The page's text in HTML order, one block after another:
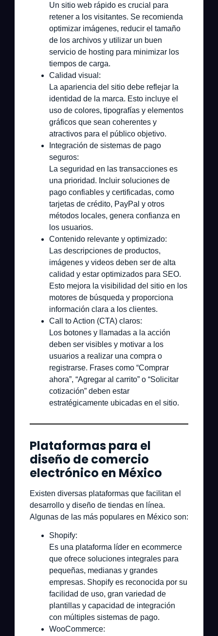
Un sitio web rápido es crucial para
retener a los visitantes. Se recomienda
optimizar imágenes, reducir el tamaño
de los archivos y utilizar un buen
servicio de hosting para minimizar los
tiempos de carga.
Calidad visual:
La apariencia del sitio debe reflejar la
identidad de la marca. Esto incluye el
uso de colores, tipografías y elementos
gráficos que sean coherentes y
atractivos para el público objetivo.
Integración de sistemas de pago
seguros:
La seguridad en las transacciones es
una prioridad. Incluir soluciones de
pago confiables y certificadas, como
tarjetas de crédito, PayPal y otros
métodos locales, genera confianza en
los usuarios.
Contenido relevante y optimizado:
Las descripciones de productos,
imágenes y videos deben ser de alta
calidad y estar optimizados para SEO.
Esto mejora la visibilidad del sitio en los
motores de búsqueda y proporciona
información clara a los clientes.
Call to Action (CTA) claros:
Los botones y llamadas a la acción
deben ser visibles y motivar a los
usuarios a realizar una compra o
registrarse. Frases como “Comprar
ahora”, “Agregar al carrito” o “Solicitar
cotización” deben estar
estratégicamente ubicadas en el sitio.
Plataformas para el
diseño de comercio
electrónico en México
Existen diversas plataformas que facilitan el
desarrollo y diseño de tiendas en línea.
Algunas de las más populares en México son:
Shopify:
Es una plataforma líder en ecommerce
que ofrece soluciones integrales para
pequeñas, medianas y grandes
empresas. Shopify es reconocida por su
facilidad de uso, gran variedad de
plantillas y capacidad de integración
con múltiples sistemas de pago.
WooCommerce: